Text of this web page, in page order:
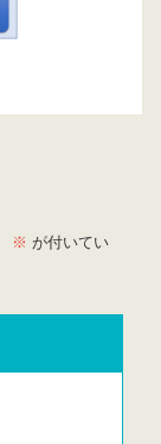
※ が付いてい